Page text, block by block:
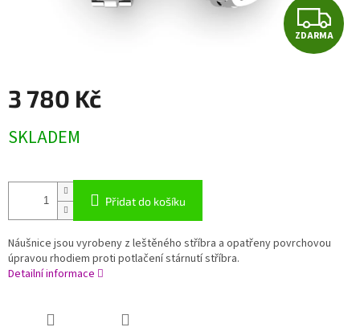
Z
D
ZDARMA
3 780 Kč
cena:
SKLADEM
Přidat do košíku
Náušnice jsou vyrobeny z leštěného stříbra a opatřeny povrchovou
úpravou rhodiem proti potlačení stárnutí stříbra.
Detailní informace